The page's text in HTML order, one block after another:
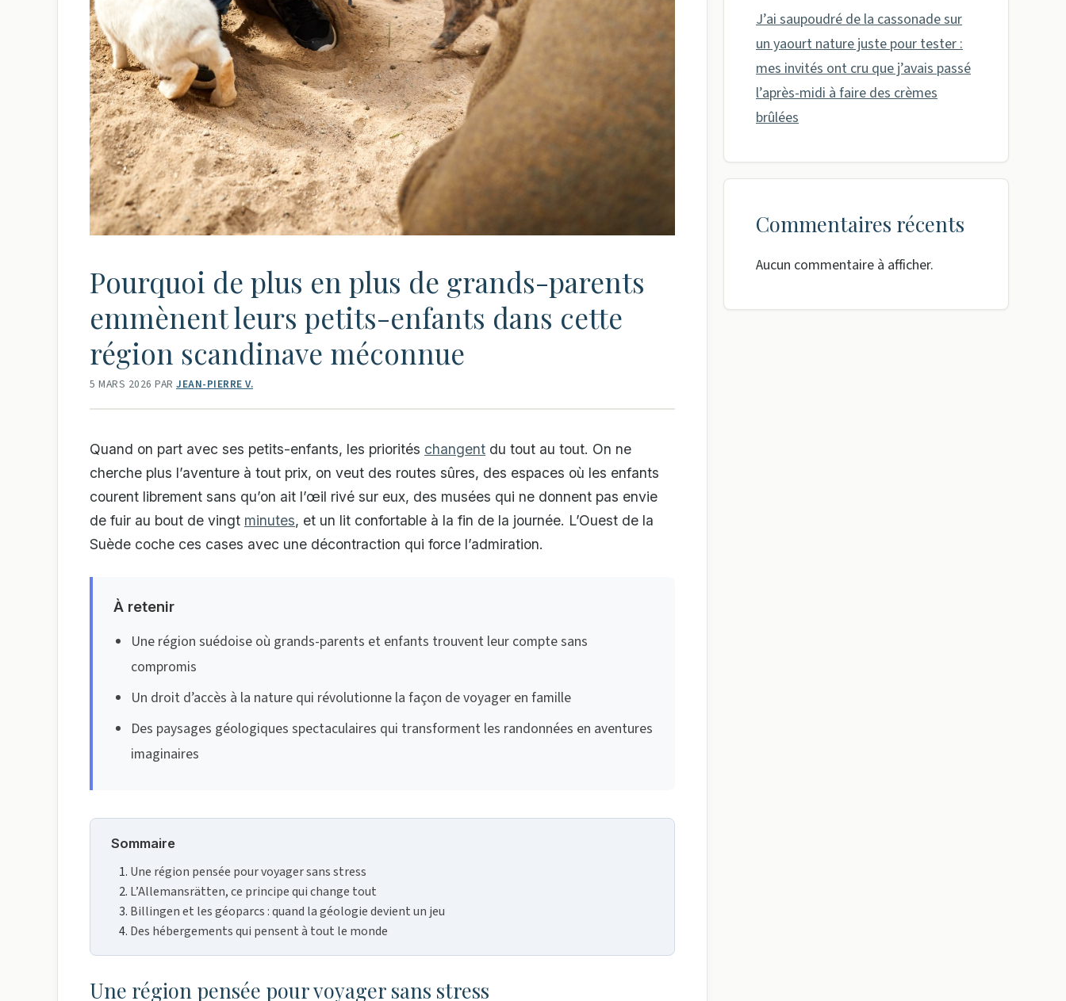
Pourquoi de plus en plus de grands-parents
emmènent leurs petits-enfants dans cette
région scandinave méconnue
5 MARS 2026 PAR JEAN-PIERRE V.
Quand on part avec ses petits-enfants, les priorités changent du tout au tout. On ne
cherche plus l’aventure à tout prix, on veut des routes sûres, des espaces où les enfants
courent librement sans qu’on ait l’œil rivé sur eux, des musées qui ne donnent pas envie
de fuir au bout de vingt minutes, et un lit confortable à la fin de la journée. L’Ouest de la
Suède coche ces cases avec une décontraction qui force l’admiration.
À retenir
Une région suédoise où grands-parents et enfants trouvent leur compte sans
compromis
Un droit d’accès à la nature qui révolutionne la façon de voyager en famille
Des paysages géologiques spectaculaires qui transforment les randonnées en aventures
imaginaires
Sommaire
Une région pensée pour voyager sans stress
L’Allemansrätten, ce principe qui change tout
Billingen et les géoparcs : quand la géologie devient un jeu
Des hébergements qui pensent à tout le monde
Une région pensée pour voyager sans stress
J’ai saupoudré de la cassonade sur
un yaourt nature juste pour tester :
mes invités ont cru que j’avais passé
l’après-midi à faire des crèmes
brûlées
Commentaires récents
Aucun commentaire à afficher.